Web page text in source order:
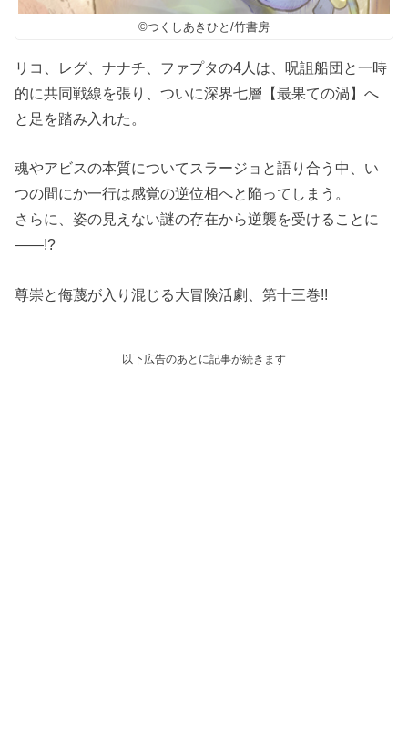
©️つくしあきひと/竹書房
リコ、レグ、ナナチ、ファプタの4人は、呪詛船団と一時
的に共同戦線を張り、ついに深界七層【最果ての渦】へ
と足を踏み入れた。
魂やアビスの本質についてスラージョと語り合う中、い
つの間にか一行は感覚の逆位相へと陥ってしまう。
さらに、姿の見えない謎の存在から逆襲を受けることに
――!?
尊崇と侮蔑が入り混じる大冒険活劇、第十三巻!!
以下広告のあとに記事が続きます